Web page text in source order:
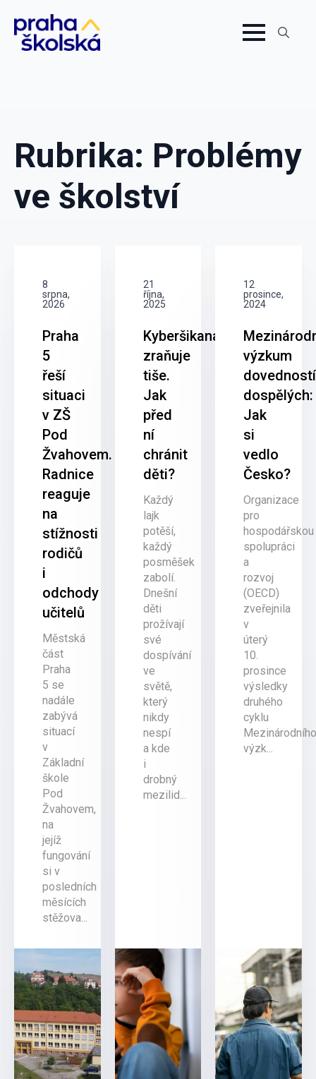
Rubrika: Problémy
ve školství
8
srpna,
2026
Praha
5
řeší
situaci
v ZŠ
Pod
Žvahovem.
Radnice
reaguje
na
stížnosti
rodičů
i
odchody
učitelů
Městská
část
Praha
5 se
nadále
zabývá
situací
v
Základní
škole
Pod
Žvahovem,
na
jejíž
fungování
si v
posledních
měsících
stěžova...
21
října,
2025
Kyberšikana
zraňuje
tiše.
Jak
před
ní
chránit
děti?
Každý
lajk
potěší,
každý
posměšek
zabolí.
Dnešní
děti
prožívají
své
dospívání
ve
světě,
který
nikdy
nespí
a kde
i
drobný
mezilid...
12
prosince,
2024
výzkum
dovedností
dospělých:
Jak
si
vedlo
Česko?
Organizace
pro
hospodářskou
spolupráci
a
rozvoj
(OECD)
zveřejnila
v
úterý
10.
prosince
výsledky
druhého
cyklu
výzk...